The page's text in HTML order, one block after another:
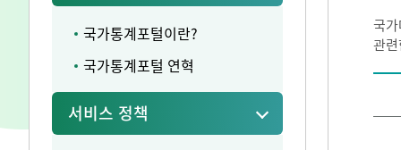
국가통계포털이란?
국가통계포털 연혁
서비스 정책
국
관